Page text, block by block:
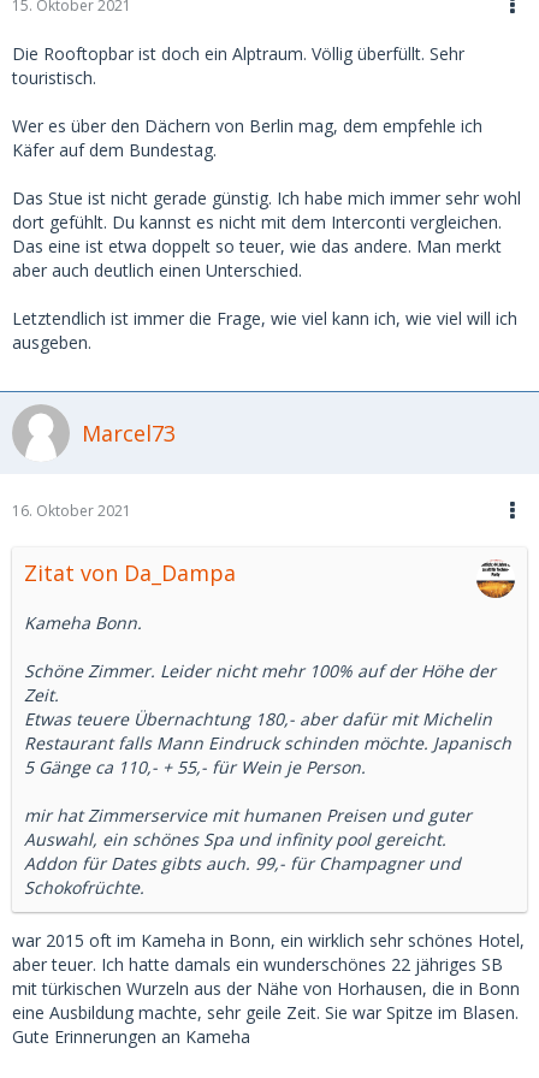
15. Oktober 2021
Die Rooftopbar ist doch ein Alptraum. Völlig überfüllt. Sehr
touristisch.
Wer es über den Dächern von Berlin mag, dem empfehle ich
Käfer auf dem Bundestag.
Das Stue ist nicht gerade günstig. Ich habe mich immer sehr wohl
dort gefühlt. Du kannst es nicht mit dem Interconti vergleichen.
Das eine ist etwa doppelt so teuer, wie das andere. Man merkt
aber auch deutlich einen Unterschied.
Letztendlich ist immer die Frage, wie viel kann ich, wie viel will ich
ausgeben.
Marcel73
16. Oktober 2021
Zitat von Da_Dampa
Kameha Bonn.
Schöne Zimmer. Leider nicht mehr 100% auf der Höhe der
Zeit.
Etwas teuere Übernachtung 180,- aber dafür mit Michelin
Restaurant falls Mann Eindruck schinden möchte. Japanisch
5 Gänge ca 110,- + 55,- für Wein je Person.
mir hat Zimmerservice mit humanen Preisen und guter
Auswahl, ein schönes Spa und infinity pool gereicht.
Addon für Dates gibts auch. 99,- für Champagner und
Schokofrüchte.
war 2015 oft im Kameha in Bonn, ein wirklich sehr schönes Hotel,
aber teuer. Ich hatte damals ein wunderschönes 22 jähriges SB
mit türkischen Wurzeln aus der Nähe von Horhausen, die in Bonn
eine Ausbildung machte, sehr geile Zeit. Sie war Spitze im Blasen.
Gute Erinnerungen an Kameha